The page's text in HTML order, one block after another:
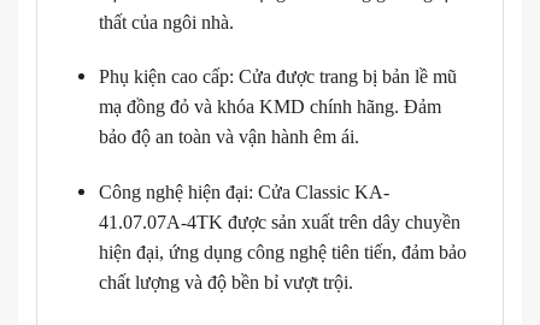
thất của ngôi nhà.
Phụ kiện cao cấp: Cửa được trang bị bản lề mũ
mạ đồng đỏ và khóa KMD chính hãng. Đảm
bảo độ an toàn và vận hành êm ái.
Công nghệ hiện đại: Cửa Classic KA-
41.07.07A-4TK được sản xuất trên dây chuyền
hiện đại, ứng dụng công nghệ tiên tiến, đảm bảo
chất lượng và độ bền bỉ vượt trội.